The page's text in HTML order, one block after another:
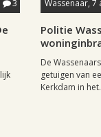
3 Wassenaar, 7
Politie
De
getuigen van
Kerkdam in